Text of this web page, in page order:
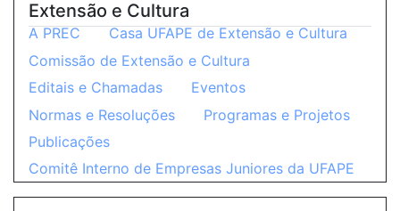
Extensão e Cultura
A PREC
Casa UFAPE de Extensão e Cultura
Comissão de Extensão e Cultura
Editais e Chamadas
Eventos
Normas e Resoluções
Programas e Projetos
Publicações
Comitê Interno de Empresas Juniores da UFAPE